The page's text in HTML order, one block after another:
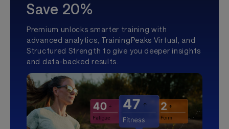
Save 20%
Premium unlocks smarter training with
advanced analytics, TrainingPeaks Virtual, and
Structured Strength to give you deeper insights
and data-backed results.